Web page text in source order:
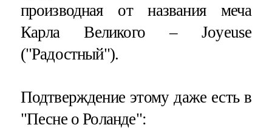
производная от названия меча
Карла Великого – Joyeuse
("Радостный").
Подтверждение этому даже есть в
"Песне о Роланде":